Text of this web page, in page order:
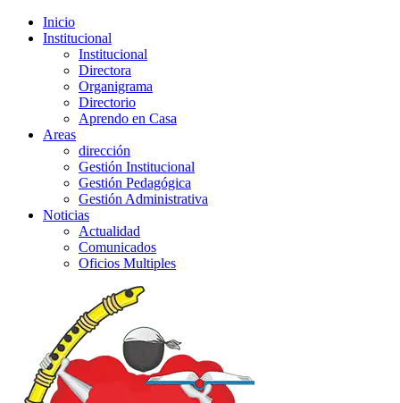
Inicio
Institucional
Institucional
Directora
Organigrama
Directorio
Aprendo en Casa
Areas
dirección
Gestión Institucional
Gestión Pedagógica
Gestión Administrativa
Noticias
Actualidad
Comunicados
Oficios Multiples